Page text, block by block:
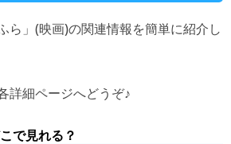
ら」(映画)の関連情報を簡単に紹介し
詳細ページへどうぞ♪
で見れる？